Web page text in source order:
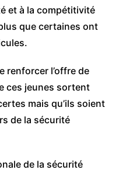
et à la compétitivité
que certaines ont
renforcer l’offre de
ces jeunes sortent
mais qu’ils soient
de la sécurité
de la sécurité